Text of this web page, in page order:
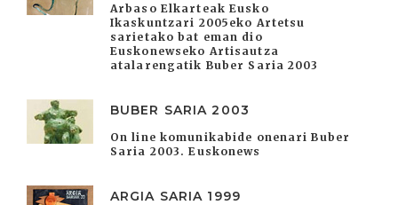
Arbaso Elkarteak Eusko
Ikaskuntzari 2005eko Artetsu
sarietako bat eman dio
Euskonewseko Artisautza
atalarengatik Buber Saria 2003
BUBER SARIA 2003
On line komunikabide onenari Buber
Saria 2003. Euskonews
ARGIA SARIA 1999